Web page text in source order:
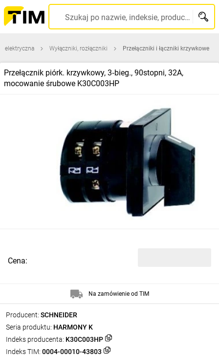
Szukaj po nazwie, indeksie, producencie, kodzie kreskowym...
elektryczna Wyłączniki, rozłączniki Przełączniki i łączniki krzywkowe
Przełącznik piórk. krzywkowy, 3‑bieg., 90stopni, 32A,
mocowanie śrubowe K30C003HP
Producent: SCHNEIDER
Seria produktu: HARMONY K
Indeks producenta: K30C003HP
Indeks TIM: 0004-00010-43803
Cena:
Na zamówienie od TIM